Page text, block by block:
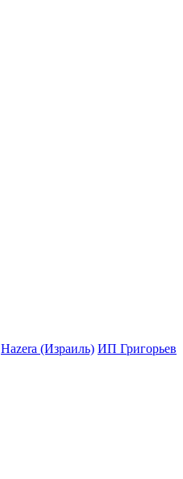
Hazera (Израиль) ИП Григорьев